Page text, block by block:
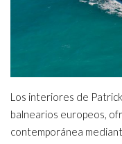
Los interiores de
balnearios europeos,
contemporánea